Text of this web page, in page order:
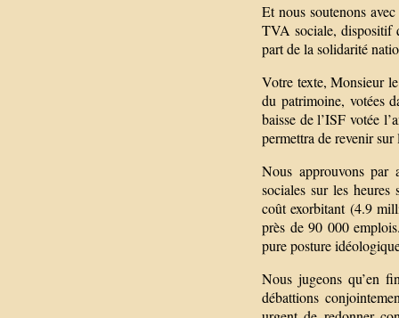
Et nous soutenons
TVA sociale, dispositif
part de la solidarité
Votre texte, Monsieur
du patrimoine, votées
baisse de l’ISF votée
permettra de revenir sur
Nous approuvons par
sociales sur les heures
coût exorbitant (4.9
près de 90 000
pure posture
Nous jugeons qu’en
débattions